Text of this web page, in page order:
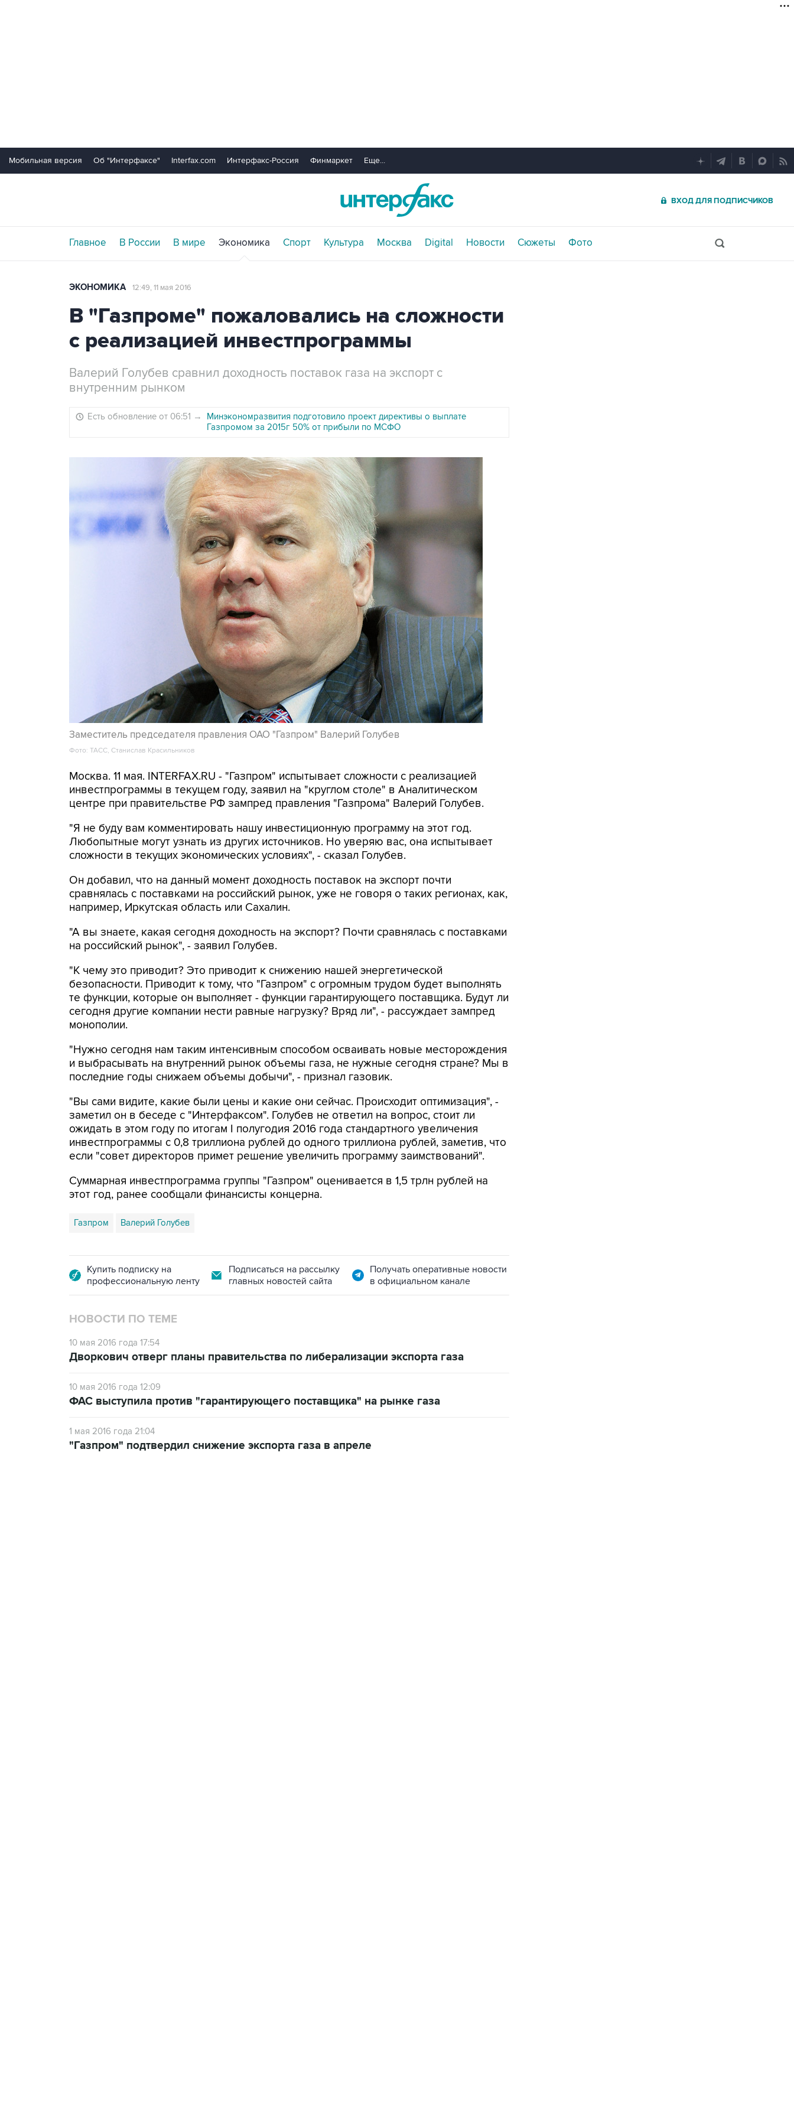
Мобильная версия Об "Интерфаксе" Interfax.com Интерфакс-Россия Финмаркет Еще...
ВХОД ДЛЯ ПОДПИСЧИКОВ
Главное В России В мире Экономика Спорт Культура Москва Digital Новости Сюжеты Фото
ЭКОНОМИКА 12:49, 11 мая 2016
В "Газпроме" пожаловались на сложности
с реализацией инвестпрограммы
Валерий Голубев сравнил доходность поставок газа на экспорт с
внутренним рынком
Есть обновление от 06:51 →
Минэкономразвития подготовило проект директивы о выплате
Газпромом за 2015г 50% от прибыли по МСФО
Заместитель председателя правления ОАО "Газпром" Валерий Голубев
Фото: ТАСС, Станислав Красильников
Москва. 11 мая. INTERFAX.RU - "Газпром" испытывает сложности с реализацией
инвестпрограммы в текущем году, заявил на "круглом столе" в Аналитическом
центре при правительстве РФ зампред правления "Газпрома" Валерий Голубев.
"Я не буду вам комментировать нашу инвестиционную программу на этот год.
Любопытные могут узнать из других источников. Но уверяю вас, она испытывает
сложности в текущих экономических условиях", - сказал Голубев.
Он добавил, что на данный момент доходность поставок на экспорт почти
сравнялась с поставками на российский рынок, уже не говоря о таких регионах, как,
например, Иркутская область или Сахалин.
"А вы знаете, какая сегодня доходность на экспорт? Почти сравнялась с поставками
на российский рынок", - заявил Голубев.
"К чему это приводит? Это приводит к снижению нашей энергетической
безопасности. Приводит к тому, что "Газпром" с огромным трудом будет выполнять
те функции, которые он выполняет - функции гарантирующего поставщика. Будут ли
сегодня другие компании нести равные нагрузку? Вряд ли", - рассуждает зампред
монополии.
"Нужно сегодня нам таким интенсивным способом осваивать новые месторождения
и выбрасывать на внутренний рынок объемы газа, не нужные сегодня стране? Мы в
последние годы снижаем объемы добычи", - признал газовик.
"Вы сами видите, какие были цены и какие они сейчас. Происходит оптимизация", -
заметил он в беседе с "Интерфаксом". Голубев не ответил на вопрос, стоит ли
ожидать в этом году по итогам I полугодия 2016 года стандартного увеличения
инвестпрограммы с 0,8 триллиона рублей до одного триллиона рублей, заметив, что
если "совет директоров примет решение увеличить программу заимствований".
Суммарная инвестпрограмма группы "Газпром" оценивается в 1,5 трлн рублей на
этот год, ранее сообщали финансисты концерна.
Газпром Валерий Голубев
Купить подписку на
профессиональную ленту
Подписаться на рассылку
главных новостей сайта
Получать оперативные новости
в официальном канале
НОВОСТИ ПО ТЕМЕ
10 мая 2016 года 17:54
Дворкович отверг планы правительства по либерализации экспорта газа
10 мая 2016 года 12:09
ФАС выступила против "гарантирующего поставщика" на рынке газа
1 мая 2016 года 21:04
"Газпром" подтвердил снижение экспорта газа в апреле